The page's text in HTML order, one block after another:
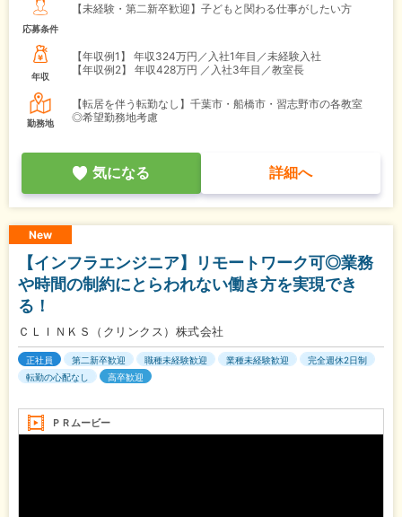
応募条件
【未経験・第二新卒歓迎】子どもと関わる仕事がしたい方
年収
【年収例1】
年収324万円／入社1年目／未経験入社
【年収例2】
年収428万円 ／入社3年目／教室長
勤務地
【転居を伴う転勤なし】千葉市・船橋市・習志野市の各教室
◎希望勤務地考慮
気になる 詳細へ
New
【インフラエンジニア】リモートワーク可◎業務
や時間の制約にとらわれない働き方を実現でき
る！
ＣＬＩＮＫＳ（クリンクス）株式会社
正社員 第二新卒歓迎 職種未経験歓迎 業種未経験歓迎
完全週休2日制
転勤の心配なし
高卒歓迎
ＰＲムービー